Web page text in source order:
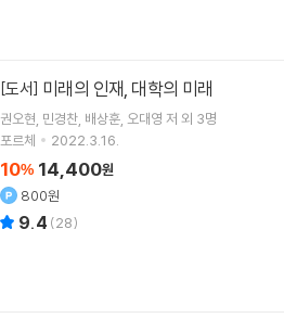
[도서] 미래의 인재, 대학의 미래
권오현 민경찬 배상훈 오대영 저 외 3명
포르체
2022.3.16.
10% 14,400원
800원
9.4 (28)